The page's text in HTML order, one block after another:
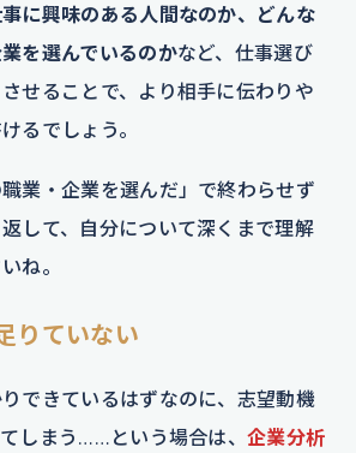
に興味のある人間なのか、どんな
を選んでいるのかなど、仕事選び
せることで、より相手に伝わりや
るでしょう。
職業・企業を選んだ」で終わらせず
返して、自分について深くまで理解
ね。
りていない
できているはずなのに、志望動機
しまう……という場合は、企業分析